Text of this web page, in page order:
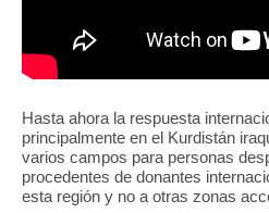
Hasta ahora la respuesta
principalmente en el Kurdistán
varios campos para personas
procedentes de donantes
esta región y no a otras zonas